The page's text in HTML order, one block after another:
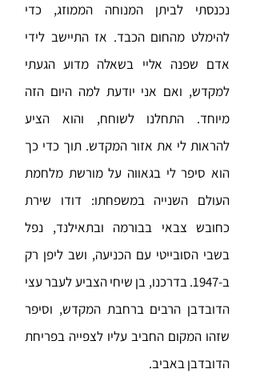
נכנסתי לביתן המנוחה הממוזג, כדי
להימלט מהחום הכבד. אז התיישב לידי
אדם שפנה אליי בשאלה מדוע הגעתי
למקדש, ואם אני יודעת למה היום הזה
מיוחד. התחלנו לשוחח, והוא הציע
להראות לי את אזור המקדש. תוך כדי כך
הוא סיפר לי בגאווה על מורשת מלחמת
העולם השנייה במשפחתו: דודו שירת
כחובש צבאי בבורמה ובתאילנד, נפל
בשבי הסובייטי עם הכניעה, ושב ליפן רק
ב-1947. בדרכנו, בן שיחי הצביע לעבר עצי
הדובדבן הרבים ברחבת המקדש, וסיפר
שזהו המקום החביב עליו לצפייה בפריחת
הדובדבן באביב.